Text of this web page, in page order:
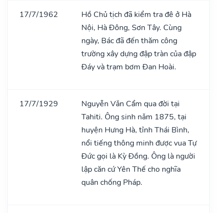
17/7/1962
Hồ Chủ tịch đã kiểm tra đê ở Hà
Nội, Hà Đông, Sơn Tây. Cùng
ngày, Bác đã đến thăm công
trường xây dựng đập tràn của đập
Đáy và trạm bơm Đan Hoài.
17/7/1929
Nguyễn Vǎn Cẩm qua đời tại
Tahiti. Ông sinh nǎm 1875, tại
huyện Hưng Hà, tỉnh Thái Bình,
nổi tiếng thông minh được vua Tự
Đức gọi là Kỳ Đồng. Ông là người
lập căn cứ Yên Thế cho nghĩa
quân chống Pháp.